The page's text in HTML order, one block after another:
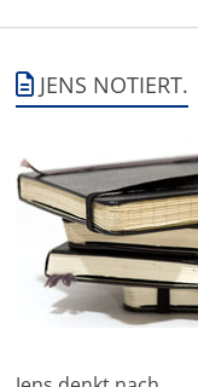
JENS NOTIERT.